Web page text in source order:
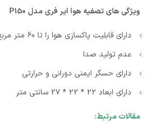
ویژگی های تصفیه هوا ایر فری مدل P150
دارای قابليت پاكسازي هوا را تا 60 متر مربع
عدم تولید صدا
دارای حسگر ایمنی دورانی و حرارتی
دارای ابعاد 22 * 22 * 27 سانتی متر
مقالات مرتبط: